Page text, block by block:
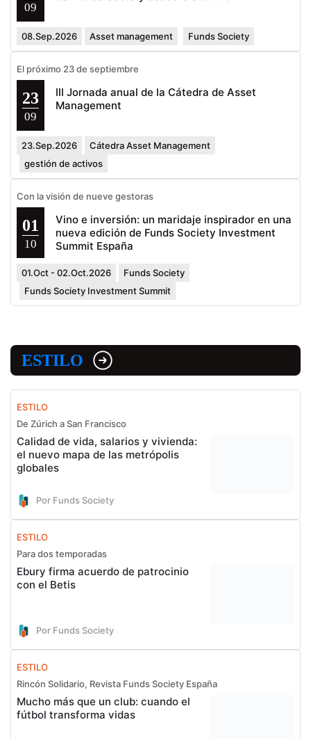
09
08.Sep.2026 Asset management Funds Society
El próximo 23 de septiembre
23
09
III Jornada anual de la Cátedra de Asset
Management
23.Sep.2026
Cátedra Asset Management
gestión de activos
Con la visión de nueve gestoras
01
10
Vino e inversión: un maridaje inspirador en una
nueva edición de Funds Society Investment
Summit España
01.Oct - 02.Oct.2026
Funds Society
Funds Society Investment Summit
ESTILO
ESTILO
De Zúrich a San Francisco
Calidad de vida, salarios y vivienda:
el nuevo mapa de las metrópolis
globales
Por Funds Society
ESTILO
Para dos temporadas
Ebury firma acuerdo de patrocinio
con el Betis
Por Funds Society
ESTILO
Rincón Solidario, Revista Funds Society España
Mucho más que un club: cuando el
fútbol transforma vidas